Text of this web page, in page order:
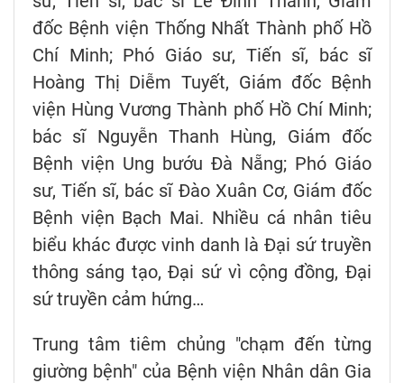
đốc Bệnh viện Thống Nhất Thành phố Hồ
Chí Minh; Phó Giáo sư, Tiến sĩ, bác sĩ
Hoàng Thị Diễm Tuyết, Giám đốc Bệnh
viện Hùng Vương Thành phố Hồ Chí Minh;
bác sĩ Nguyễn Thanh Hùng, Giám đốc
Bệnh viện Ung bướu Đà Nẵng; Phó Giáo
sư, Tiến sĩ, bác sĩ Đào Xuân Cơ, Giám đốc
Bệnh viện Bạch Mai. Nhiều cá nhân tiêu
biểu khác được vinh danh là Đại sứ truyền
thông sáng tạo, Đại sứ vì cộng đồng, Đại
sứ truyền cảm hứng…
Trung tâm tiêm chủng "chạm đến từng
giường bệnh" của Bệnh viện Nhân dân Gia